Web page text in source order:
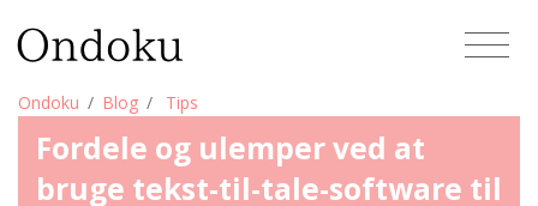
Ondoku Blog Tips
Fordele og ulemper ved at
bruge tekst-til-tale-software til